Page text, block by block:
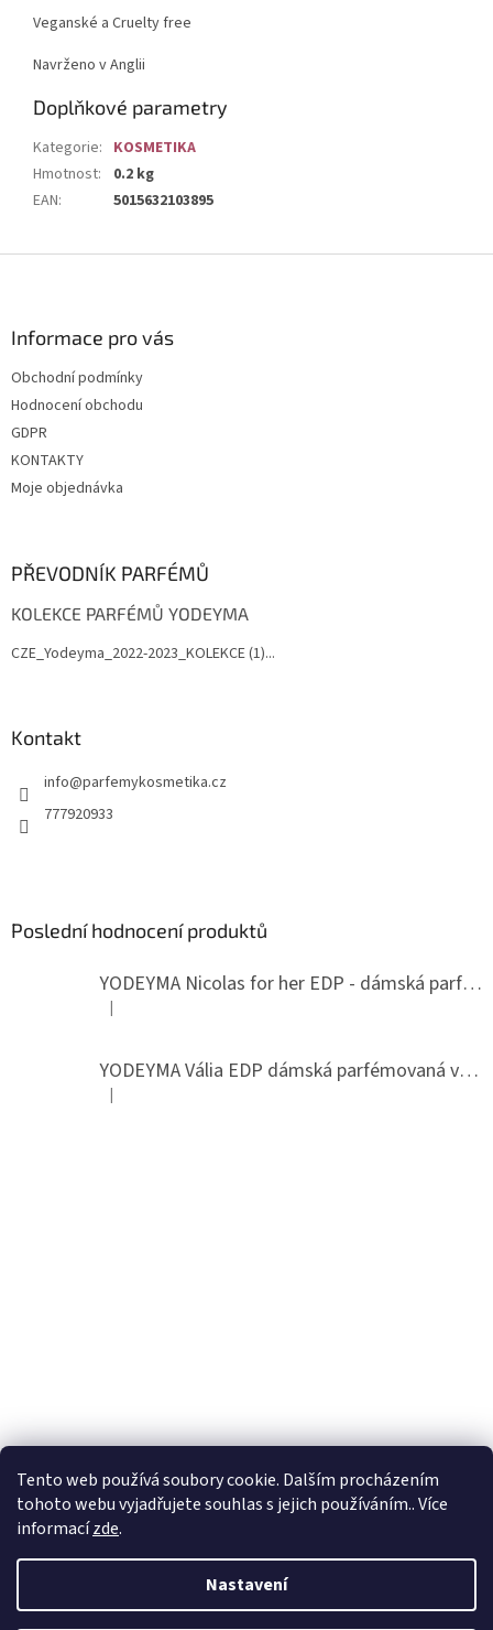
Tento web používá soubory cookie. Dalším procházením
tohoto webu vyjadřujete souhlas s jejich používáním.. Více
informacízde.
Nastavení
Veganské a Cruelty free
Navrženo v Anglii
Doplňkové parametry
Kategorie: KOSMETIKA
Hmotnost:
0.2 kg
EAN: 5015632103895
Informace pro vás
Obchodní podmínky
Hodnocení obchodu
GDPR
KONTAKTY
Moje objednávka
PŘEVODNÍK PARFÉMŮ
KOLEKCE PARFÉMŮ YODEYMA
CZE_Yodeyma_2022-2023_KOLEKCE (1)...
Kontakt
info@parfemykosmetika.cz
777920933
Poslední hodnocení produktů
YODEYMA Nicolas for her EDP - dámská parfémovaná voda
Hodnocení produktu je 5 z 5 hvězdiček.
|
YODEYMA Vália EDP dámská parfémovaná voda
Hodnocení produktu je 5 z 5 hvězdiček.
|
Vytvořil Shoptet